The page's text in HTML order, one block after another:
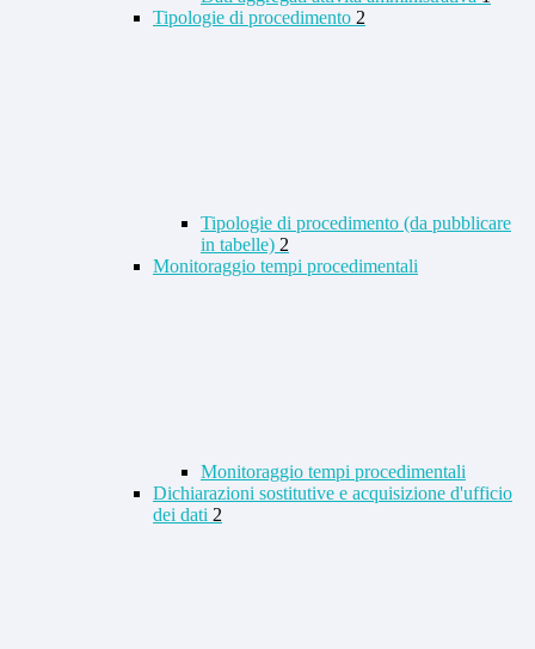
Tipologie di procedimento 2
Tipologie di procedimento (da pubblicare
in tabelle) 2
Monitoraggio tempi procedimentali
Monitoraggio tempi procedimentali
Dichiarazioni sostitutive e acquisizione d'ufficio
dei dati 2